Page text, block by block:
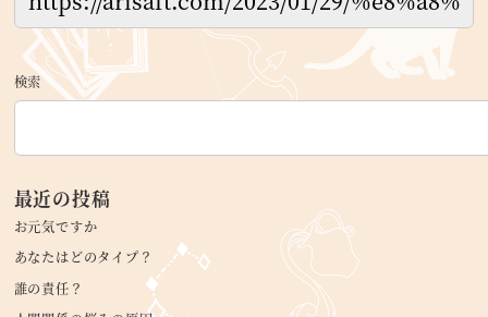
検索
最近の投稿
お元気ですか
あなたはどのタイプ？
誰の責任？